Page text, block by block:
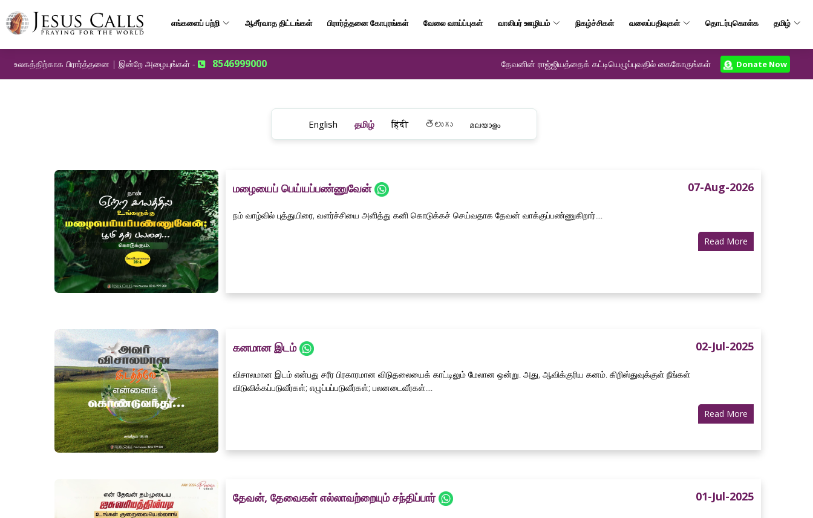
எங்களைப் பற்றி ஆசீர்வாத திட்டங்கள் பிரார்த்தனை கோபுரங்கள் வேலை வாய்ப்புகள் வாலிபர் ஊழியம் நிகழ்ச்சிகள் வலைப்பதிவுகள் தொடர்புகொள்க தமிழ்
உலகத்திற்காக பிரார்த்தனை | இன்றே அழையுங்கள் - 8546999000 தேவனின் ராஜ்ஜியத்தைக் கட்டியெழுப்புவதில் கைகோருங்கள் Donate Now
English தமிழ் हिंदी తెలుగు മലയാളം
மழையைப் பெய்யப்பண்ணுவேன் 07-Aug-2026
நம் வாழ்வில் புத்துயிரை, வளர்ச்சியை அளித்து கனி கொடுக்கச் செய்வதாக தேவன் வாக்குப்பண்ணுகிறார்....
Read More
கனமான இடம் 02-Jul-2025
விசாலமான இடம் என்பது சரீர பிரகாரமான விடுதலையைக் காட்டிலும் மேலான ஒன்று. அது, ஆவிக்குரிய கனம். கிறிஸ்துவுக்குள் நீங்கள்
விடுவிக்கப்படுவீர்கள்; எழுப்பப்படுவீர்கள்; பலனடைவீர்கள்....
Read More
தேவன், தேவைகள் எல்லாவற்றையும் சந்திப்பார் 01-Jul-2025